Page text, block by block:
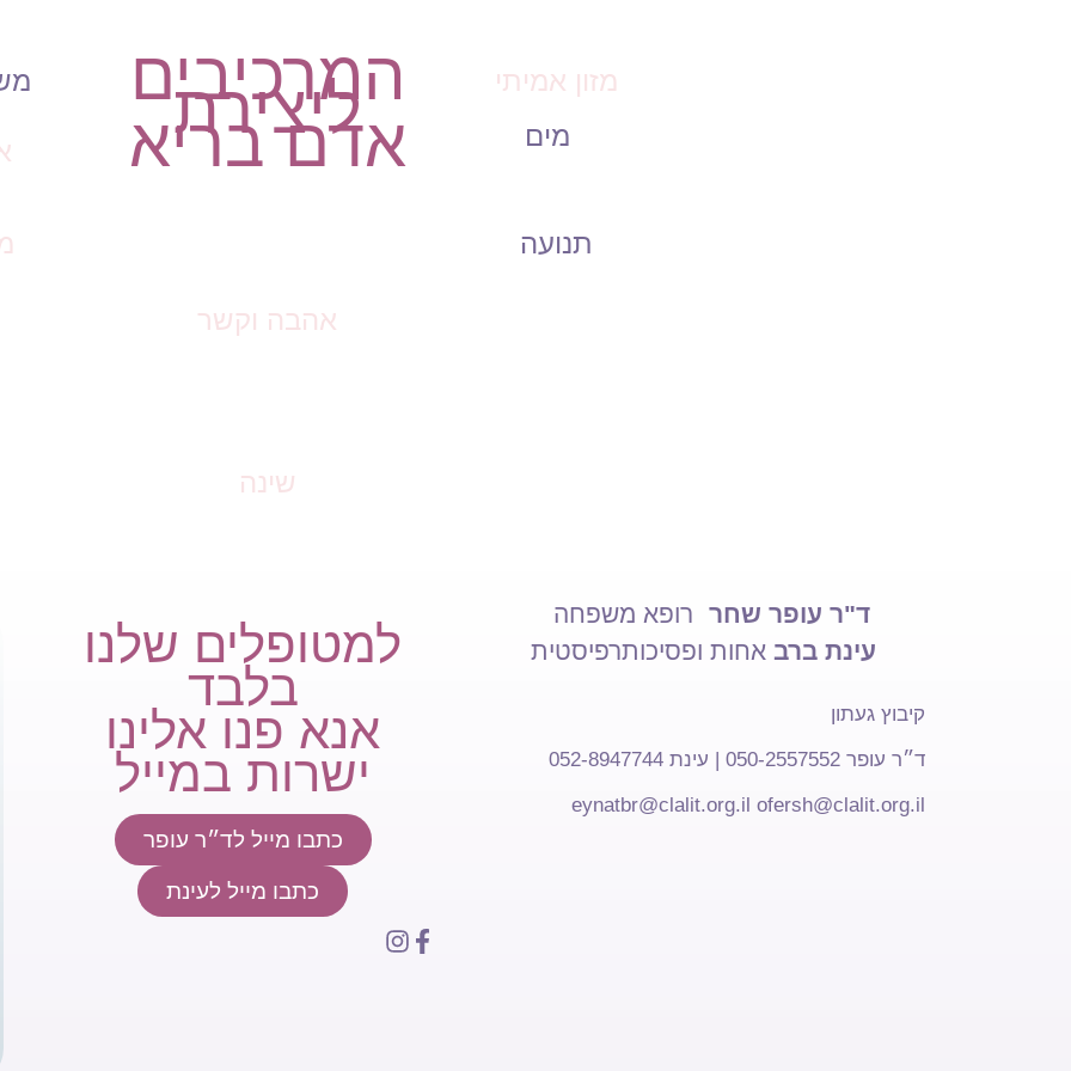
מים
המרכיבים
ליצירת
אדם בריא
מזון אמיתי
אהבה וקשר
תנועה
שינה
ד"ר עופר שחר רופא משפחה
עינת ברב אחות ופסיכותרפיסטית
קיבוץ געתון
ד״ר עופר 050-2557552 | עינת 052-8947744
ofersh@clalit.org.il
eynatbr@clalit.org.il
למטופלים שלנו
בלבד
אנא פנו אלינו
ישרות במייל
כתבו מייל לד״ר עופר
כתבו מייל לעינת